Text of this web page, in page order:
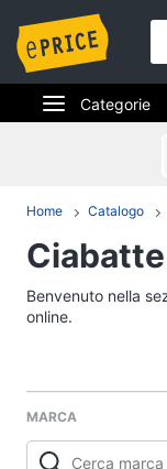
Categorie
Telefonia
Tv e
Audio e
Home Catalogo
Benvenuto nella
online.
MARCA